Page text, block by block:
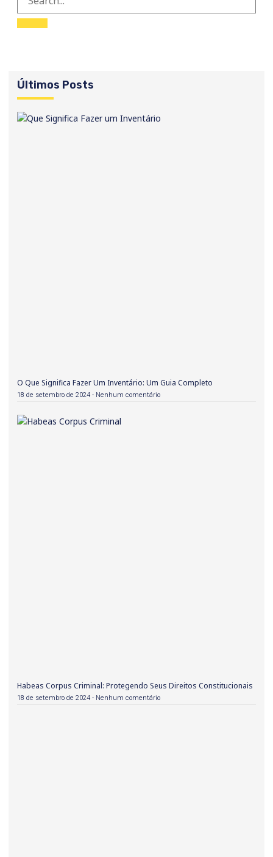
Últimos Posts
O Que Significa Fazer Um Inventário: Um Guia Completo
18 de setembro de 2024 Nenhum comentário
Habeas Corpus Criminal: Protegendo Seus Direitos Constitucionais
18 de setembro de 2024 Nenhum comentário